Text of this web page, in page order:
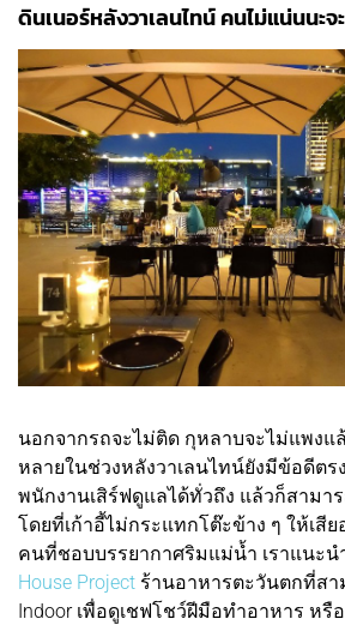
ดินเนอร์หลังวาเลนไทน์ คนไม่แน่นนะจ
นอกจากรถจะไม่ติด กุหลาบจะไม่แพงแ
หลายในช่วงหลังวาเลนไทน์ยังมีข้อดีต
พนักงานเสิร์ฟดูแลได้ทั่วถึง แล้วก็สามา
โดยที่เก้าอี้ไม่กระแทกโต๊ะข้าง ๆ ให้เสี
คนที่ชอบบรรยากาศริมแม่น้ำ เราแนะน
House Project ร้านอาหารตะวันตกที่สา
Indoor เพื่อดูเชฟโชว์ฝีมือทำอาหาร ห